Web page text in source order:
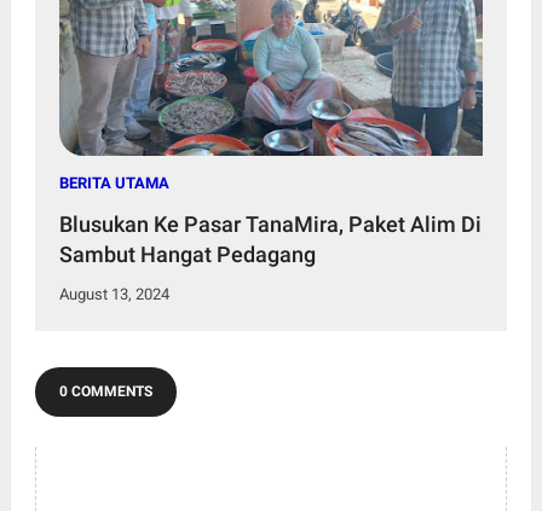
BERITA UTAMA
Blusukan Ke Pasar TanaMira, Paket Alim Di
Sambut Hangat Pedagang
August 13, 2024
0 COMMENTS